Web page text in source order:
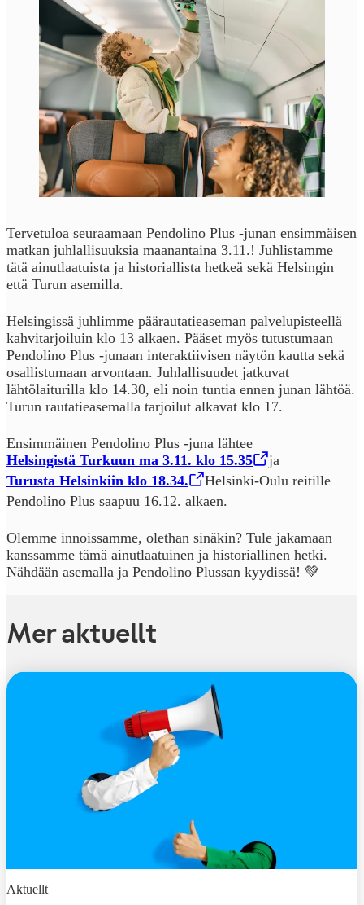
Tervetuloa seuraamaan Pendolino Plus -junan ensimmäisen
matkan juhlallisuuksia maanantaina 3.11.! Juhlistamme
tätä ainutlaatuista ja historiallista hetkeä sekä Helsingin
että Turun asemilla.
Helsingissä juhlimme päärautatieaseman palvelupisteellä
kahvitarjoiluin klo 13 alkaen. Pääset myös tutustumaan
Pendolino Plus -junaan interaktiivisen näytön kautta sekä
osallistumaan arvontaan. Juhlallisuudet jatkuvat
lähtölaiturilla klo 14.30, eli noin tuntia ennen junan lähtöä.
Turun rautatieasemalla tarjoilut alkavat klo 17.
Ensimmäinen Pendolino Plus -juna lähtee
Helsingistä Turkuun ma 3.11. klo 15.35
,Öppnas i en ny flik
ja
Turusta Helsinkiin klo 18.34.
,Öppnas i en ny flik
Helsinki-Oulu reitille
Pendolino Plus saapuu 16.12. alkaen.
Olemme innoissamme, olethan sinäkin? Tule jakamaan
kanssamme tämä ainutlaatuinen ja historiallinen hetki.
Nähdään asemalla ja Pendolino Plussan kyydissä! 💚
Mer aktuellt
Aktuellt